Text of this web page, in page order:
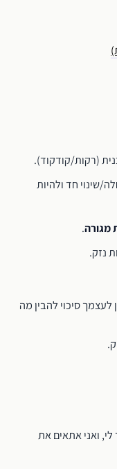
(רקות/קודקוד).
שינוי חד ולהיות
מגורה.
נזק.
סיכוי להבין מה
ואני אתאים את